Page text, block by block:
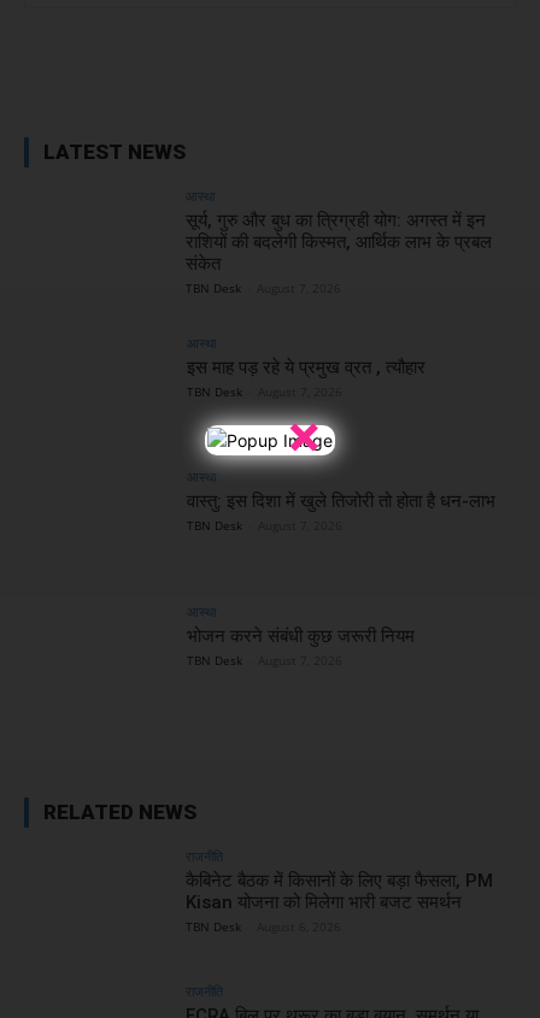
×
LATEST NEWS
आस्था
सूर्य, गुरु और बुध का त्रिग्रही योग: अगस्त में इन
राशियों की बदलेगी किस्मत, आर्थिक लाभ के प्रबल
संकेत
TBN Desk
आस्था
इस माह पड़ रहे ये प्रमुख व्रत , त्यौहार
TBN Desk
आस्था
वास्तु: इस दिशा में खुले तिजोरी तो होता है धन-लाभ
TBN Desk
आस्था
भोजन करने संबंधी कुछ जरूरी नियम
TBN Desk
RELATED NEWS
राजनीति
कैबिनेट बैठक में किसानों के लिए बड़ा फैसला, PM
Kisan योजना को मिलेगा भारी बजट समर्थन
TBN Desk
राजनीति